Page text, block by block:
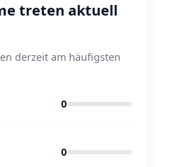
treten aktuell
derzeit am häufigsten
0
0